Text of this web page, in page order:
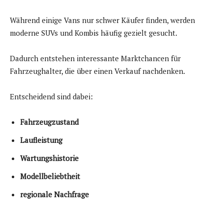
Während einige Vans nur schwer Käufer finden, werden
moderne SUVs und Kombis häufig gezielt gesucht.
Dadurch entstehen interessante Marktchancen für
Fahrzeughalter, die über einen Verkauf nachdenken.
Entscheidend sind dabei:
Fahrzeugzustand
Laufleistung
Wartungshistorie
Modellbeliebtheit
regionale Nachfrage